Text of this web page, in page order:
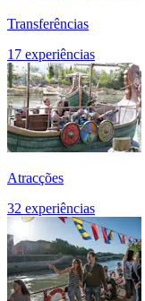
Transferências
17 experiências
Atracções
32 experiências